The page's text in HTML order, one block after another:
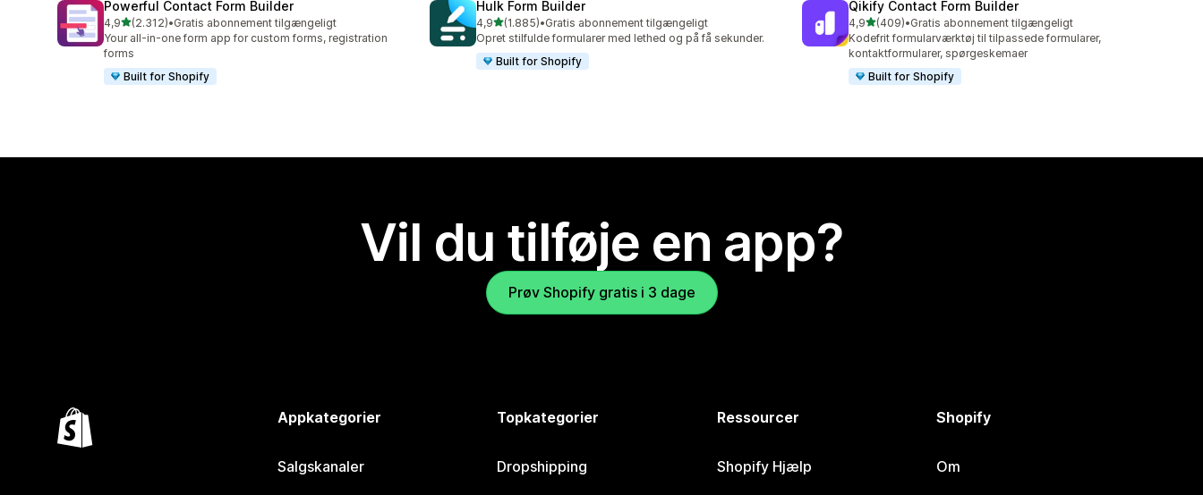
Powerful Contact Form Builder
4,9ud af 5 stjerner
(2.312)
2312 anmeldelser i alt
•Gratis abonnement tilgængeligt
Your all-in-one form app for custom forms, registration
forms
Built for Shopify
Hulk Form Builder
4,9ud af 5 stjerner
(1.885)
1885 anmeldelser i alt
•Gratis abonnement tilgængeligt
Opret stilfulde formularer med lethed og på få sekunder.
Built for Shopify
Qikify Contact Form Builder
4,9ud af 5 stjerner
(409)
409 anmeldelser i alt
•Gratis abonnement tilgængeligt
Kodefrit formularværktøj til tilpassede formularer,
kontaktformularer, spørgeskemaer
Built for Shopify
Vil du tilføje en app?
Prøv Shopify gratis i 3 dage
Appkategorier
Salgskanaler
Topkategorier
Dropshipping
Ressourcer
Shopify Hjælp
Shopify
Om